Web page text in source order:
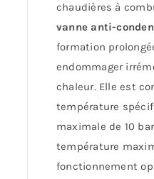
chaudières à
vanne anti-
formation
endommager
chaleur. Elle est
température
maximale de 10
température
fonctionnement